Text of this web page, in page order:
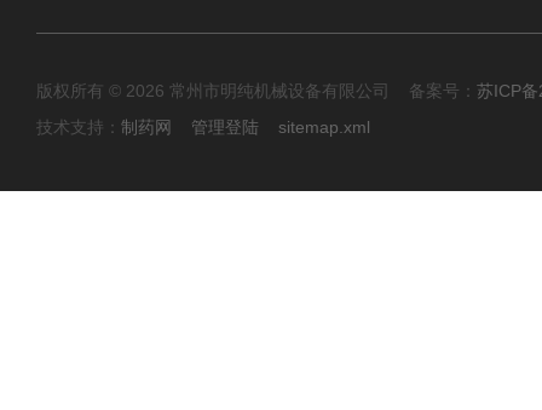
版权所有 © 2026 常州市明纯机械设备有限公司 备案号： 苏ICP
技术支持： 制药网 管理登陆 sitemap.xml